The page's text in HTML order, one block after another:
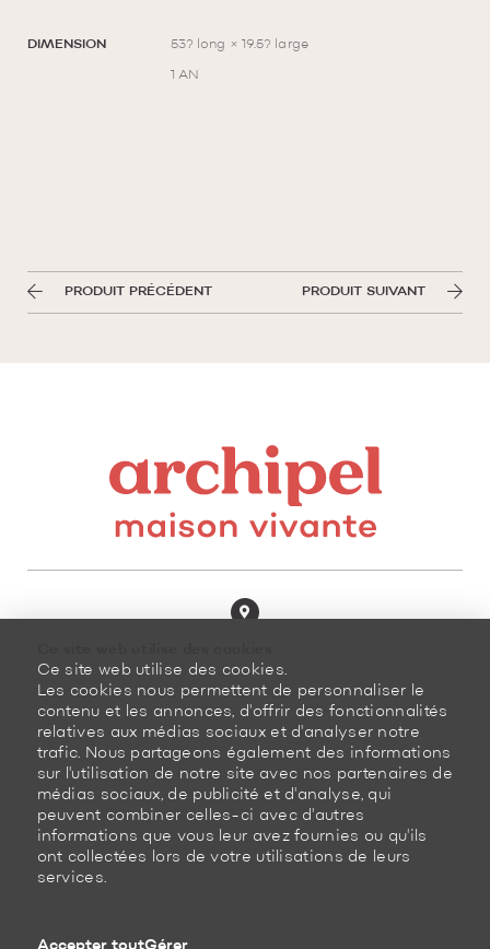
Ce site web utilise des cookies.
Les cookies nous permettent de personnaliser le
contenu et les annonces, d'offrir des fonctionnalités
relatives aux médias sociaux et d'analyser notre
trafic. Nous partageons également des informations
sur l'utilisation de notre site avec nos partenaires de
médias sociaux, de publicité et d'analyse, qui
peuvent combiner celles-ci avec d'autres
informations que vous leur avez fournies ou qu'ils
ont collectées lors de votre utilisations de leurs
services.
Accepter toutGérer
DIMENSION 53? long × 19.5? large
1 AN
PRODUIT PRÉCÉDENT PRODUIT SUIVANT
Saint-Hubert (Québec)
J3Z 0G8 Canada
450 878-3366